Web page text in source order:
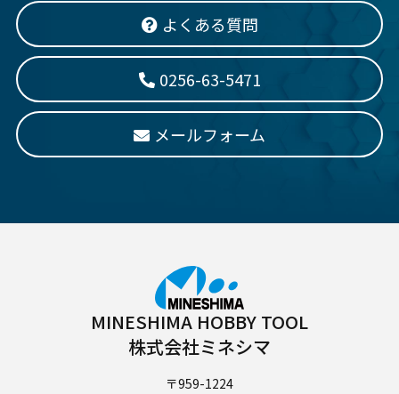
よくある質問
0256-63-5471
メールフォーム
MINESHIMA HOBBY TOOL
株式会社ミネシマ
〒959-1224